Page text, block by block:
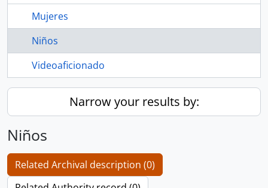
Mujeres
Niños
Videoaficionado
Narrow your results by:
Niños
Related Archival description (0)